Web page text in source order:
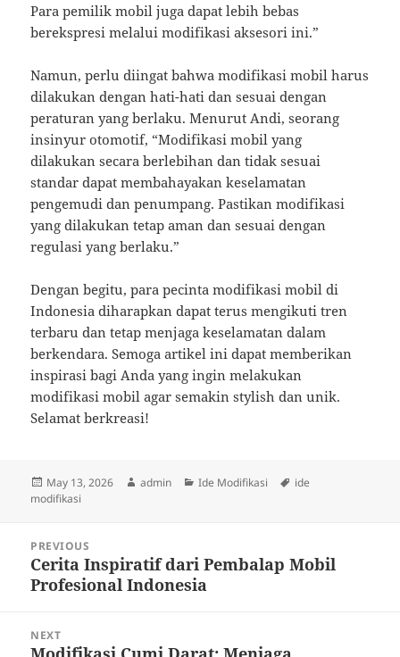
Para pemilik mobil juga dapat lebih bebas
berekspresi melalui modifikasi aksesori ini.”
Namun, perlu diingat bahwa modifikasi mobil harus
dilakukan dengan hati-hati dan sesuai dengan
peraturan yang berlaku. Menurut Andi, seorang
insinyur otomotif, “Modifikasi mobil yang
dilakukan secara berlebihan dan tidak sesuai
standar dapat membahayakan keselamatan
pengemudi dan penumpang. Pastikan modifikasi
yang dilakukan tetap aman dan sesuai dengan
regulasi yang berlaku.”
Dengan begitu, para pecinta modifikasi mobil di
Indonesia diharapkan dapat terus mengikuti tren
terbaru dan tetap menjaga keselamatan dalam
berkendara. Semoga artikel ini dapat memberikan
inspirasi bagi Anda yang ingin melakukan
modifikasi mobil agar semakin stylish dan unik.
Selamat berkreasi!
Posted
on
May 13, 2026 Author
admin Categories
Ide Modifikasi Tags
ide
modifikasi
navigation
PREVIOUS
Previous
post:
Cerita Inspiratif dari Pembalap Mobil
Profesional Indonesia
NEXT
Next